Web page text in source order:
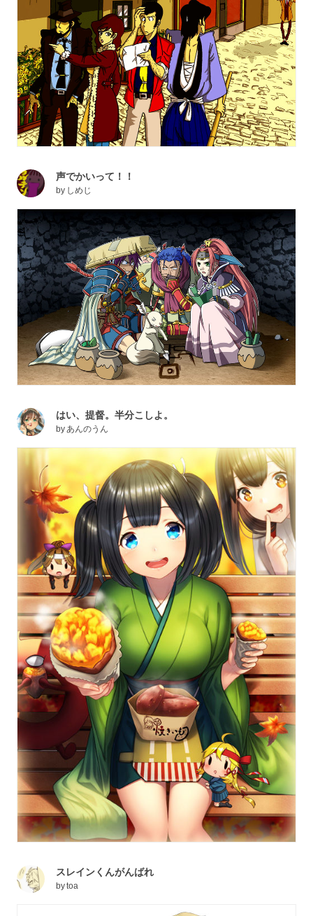
声でかいって！！
by しめじ
はい、提督。半分こしよ。
by あんのうん
スレインくんがんばれ
bytoa